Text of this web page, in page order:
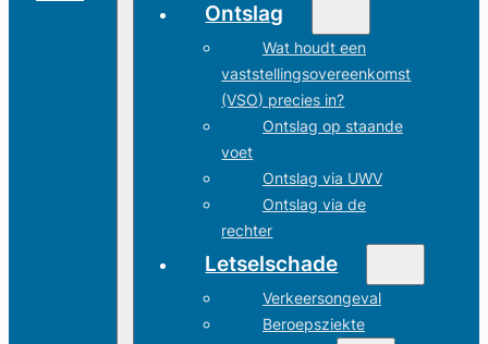
Ontslag
Wat houdt een
vaststellingsovereenkomst
(VSO) precies in?
Ontslag op staande
voet
Ontslag via UWV
Ontslag via de
rechter
Letselschade
Verkeersongeval
Beroepsziekte